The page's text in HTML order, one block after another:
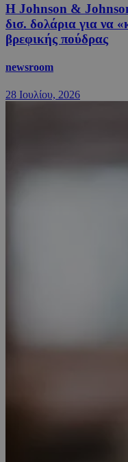
Η Johnson &
δισ. δολάρια για να
βρεφικής πούδρας
newsroom
28 Ιουλίου, 2026